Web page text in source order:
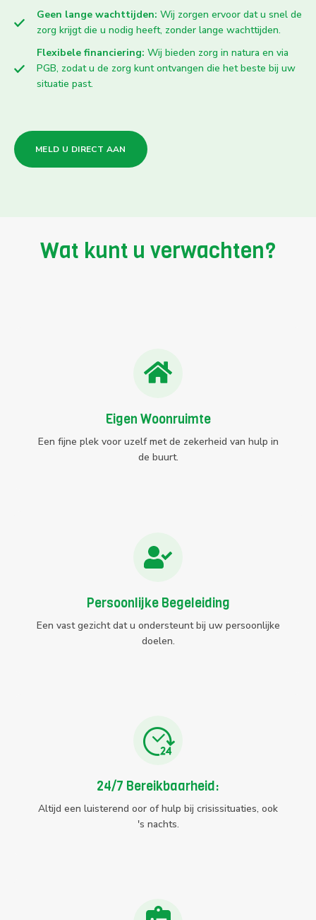
Geen lange wachttijden: Wij zorgen ervoor dat u snel de
zorg krijgt die u nodig heeft, zonder lange wachttijden.
Flexibele financiering: Wij bieden zorg in natura en via
PGB, zodat u de zorg kunt ontvangen die het beste bij uw
situatie past.
MELD U DIRECT AAN
Wat kunt u verwachten?
Eigen Woonruimte
Een fijne plek voor uzelf met de zekerheid van hulp in
de buurt.
Persoonlijke Begeleiding
Een vast gezicht dat u ondersteunt bij uw persoonlijke
doelen.
24/7 Bereikbaarheid:
Altijd een luisterend oor of hulp bij crisissituaties, ook
's nachts.